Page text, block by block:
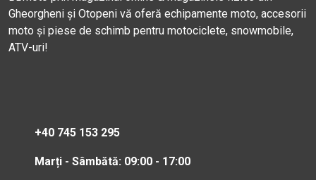
Gheorgheni și Otopeni vă oferă echipamente moto, accesorii
moto și piese de schimb pentru motociclete, snowmobile,
ATV-uri!
+40 745 153 295
Marți - Sâmbătă: 09:00 - 17:00